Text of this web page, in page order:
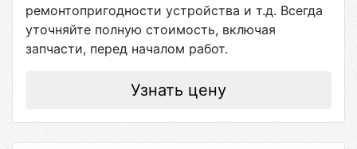
ремонтопригодности устройства и т.д. Всегда
уточняйте полную стоимость, включая
запчасти, перед началом работ.
Узнать цену